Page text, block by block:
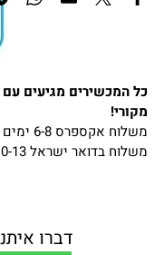
כל המכשירים מגיעים
מקורי!
משלוח אקספרס 6-8 ימים - 70 ש''ח
משלוח בדואר ישראל 10-13 ימים - 40 ש''ח
דברו